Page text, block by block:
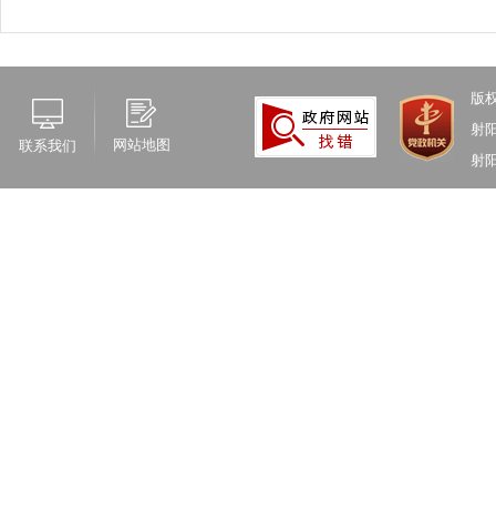
联系我们 网站地图
版
射
射